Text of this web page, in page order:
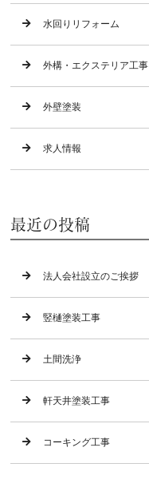
水回りリフォーム
外構・エクステリア工事
外壁塗装
求人情報
最近の投稿
法人会社設立のご挨拶
竪樋塗装工事
土間洗浄
軒天井塗装工事
コーキング工事